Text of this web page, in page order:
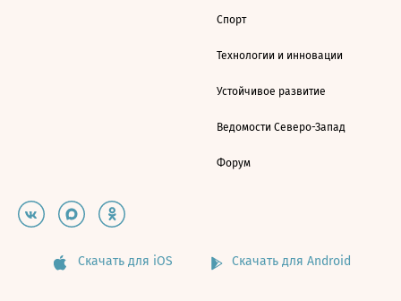
Спорт
Технологии и инновации
Устойчивое развитие
Ведомости Северо-Запад
Форум
Скачать для iOS Скачать для Android